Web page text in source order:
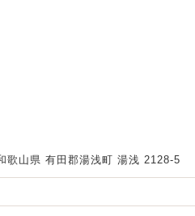
歌山県 有田郡湯浅町 湯浅 2128-5